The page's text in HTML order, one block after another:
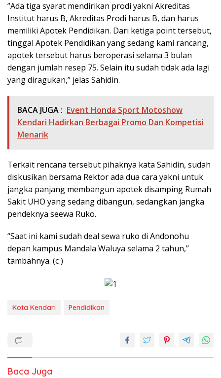
‘’Ada tiga syarat mendirikan prodi yakni Akreditas
Institut harus B, Akreditas Prodi harus B, dan harus
memiliki Apotek Pendidikan. Dari ketiga point tersebut,
tinggal Apotek Pendidikan yang sedang kami rancang,
apotek tersebut harus beroperasi selama 3 bulan
dengan jumlah resep 75. Selain itu sudah tidak ada lagi
yang diragukan,’’ jelas Sahidin.
BACA JUGA : Event Honda Sport Motoshow
Kendari Hadirkan Berbagai Promo Dan Kompetisi
Menarik
Terkait rencana tersebut pihaknya kata Sahidin, sudah
diskusikan bersama Rektor ada dua cara yakni untuk
jangka panjang membangun apotek disamping Rumah
Sakit UHO yang sedang dibangun, sedangkan jangka
pendeknya seewa Ruko.
“Saat ini kami sudah deal sewa ruko di Andonohu
depan kampus Mandala Waluya selama 2 tahun,’’
tambahnya. (c )
Kota Kendari Pendidikan
Baca Juga